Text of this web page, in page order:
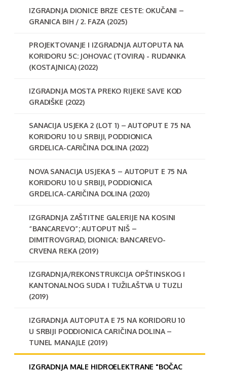
IZGRADNJA DIONICE BRZE CESTE: OKUČANI –
GRANICA BIH / 2. FAZA (2025)
PROJEKTOVANJE I IZGRADNJA AUTOPUTA NA
KORIDORU 5C: JOHOVAC (TOVIRA) - RUDANKA
(KOSTAJNICA) (2022)
IZGRADNJA MOSTA PREKO RIJEKE SAVE KOD
GRADIŠKE (2022)
SANACIJA USJEKA 2 (LOT 1) – AUTOPUT E 75 NA
KORIDORU 10 U SRBIJI, PODDIONICA
GRDELICA-CARIČINA DOLINA (2022)
NOVA SANACIJA USJEKA 5 – AUTOPUT E 75 NA
KORIDORU 10 U SRBIJI, PODDIONICA
GRDELICA-CARIČINA DOLINA (2020)
IZGRADNJA ZAŠTITNE GALERIJE NA KOSINI
“BANCAREVO”; AUTOPUT NIŠ –
DIMITROVGRAD, DIONICA: BANCAREVO-
CRVENA REKA (2019)
IZGRADNJA/REKONSTRUKCIJA OPŠTINSKOG I
KANTONALNOG SUDA I TUŽILAŠTVA U TUZLI
(2019)
IZGRADNJA AUTOPUTA E 75 NA KORIDORU 10
U SRBIJI PODDIONICA CARIČINA DOLINA –
TUNEL MANAJLE (2019)
IZGRADNJA MALE HIDROELEKTRANE "BOČAC